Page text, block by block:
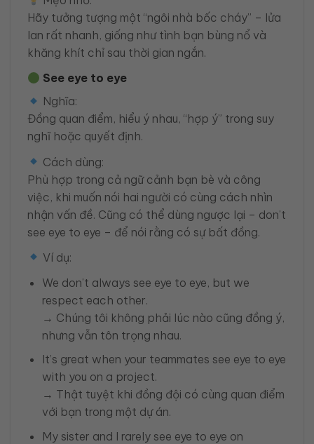
Hãy tưởng tượng một “ngôi nhà bốc cháy” – lửa
lan rất nhanh, giống như tình bạn bùng nổ và
khăng khít chỉ sau thời gian ngắn.
See eye to eye
Nghĩa:
Đồng quan điểm, hiểu ý nhau, “hợp ý” trong suy
nghĩ hoặc quyết định.
Cách dùng:
Phù hợp trong cả ngữ cảnh bạn bè và công
việc, khi muốn nói hai người có cùng cách nhìn
nhận vấn đề. Cũng có thể dùng ngược lại – don’t
see eye to eye – để nói rằng có sự bất đồng.
Ví dụ:
We don’t always see eye to eye, but we
respect each other.
→ Chúng tôi không phải lúc nào cũng đồng ý,
nhưng vẫn tôn trọng nhau.
It’s great when your teammates see eye to eye
with you on a project.
→ Thật tuyệt khi đồng đội có cùng quan điểm
với bạn trong một dự án.
My sister and I rarely see eye to eye on